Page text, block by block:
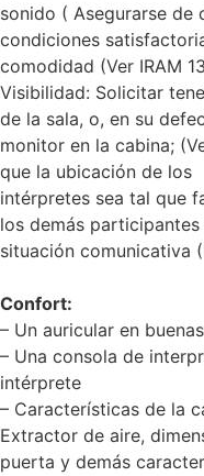
sonido ( Asegurarse de
condiciones
comodidad (Ver IRAM
Visibilidad: Solicitar
de la sala, o, en su
monitor en la cabina;
que la ubicación de los
intérpretes sea tal que
los demás participantes
situación comunicativa
Confort:
– Un auricular en
– Una consola de
intérprete
– Características de la
Extractor de aire,
puerta y demás